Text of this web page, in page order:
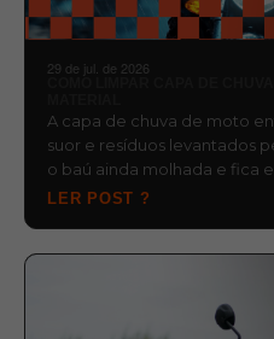
29 de jul. de 2026
A capa de chuva de moto
suor e resíduos levantados
o baú ainda molhada e fica
LER POST ?